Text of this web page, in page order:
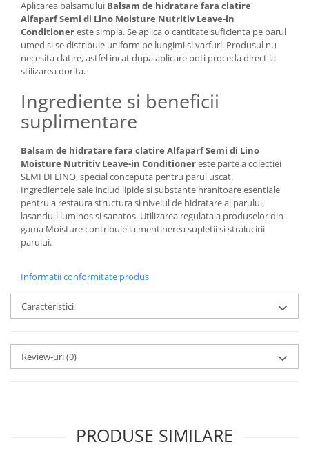
Aplicarea balsamului Balsam de hidratare fara clatire
Alfaparf Semi di Lino Moisture Nutritiv Leave-in
Conditionereste simpla. Se aplica o cantitate suficienta pe parul
umed si se distribuie uniform pe lungimi si varfuri. Produsul nu
necesita clatire, astfel incat dupa aplicare poti proceda direct la
stilizarea dorita.
Ingrediente si beneficii
suplimentare
Balsam de hidratare fara clatire Alfaparf Semi di Lino
Moisture Nutritiv Leave-in Conditionereste parte a colectiei
SEMI DI LINO, special conceputa pentru parul uscat.
Ingredientele sale includ lipide si substante hranitoare esentiale
pentru a restaura structura si nivelul de hidratare al parului,
lasandu-l luminos si sanatos. Utilizarea regulata a produselor din
gama Moisture contribuie la mentinerea supletii si stralucirii
parului.
Informatii conformitate produs
Caracteristici
Review-uri(0)
PRODUSE SIMILARE